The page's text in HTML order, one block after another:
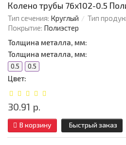
Колено трубы 76х102-0.5
Тип сечения: Круглый Тип
Покрытие: Полиэстер
Толщина металла, мм:
Толщина металла, мм:
0.5 0.5
Цвет:
30.91 р.
В корзину Быстрый заказ